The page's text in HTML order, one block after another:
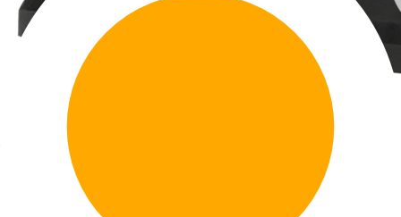
ПУЛЬС NEO Азия
АКБ ПУЛЬС NEO Азия 6ст-65 (о.п.) 480А
232*175*225